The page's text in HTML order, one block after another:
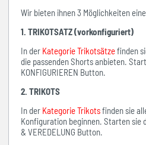
Wir bieten ihnen 3 Möglichkeiten
1. TRIKOTSATZ (vorkonfiguriert)
In der Kategorie Trikotsätzefinden
die passenden Shorts anbieten.
KONFIGURIEREN Button.
2. TRIKOTS
In der Kategorie Trikotsfinden sie
Konfiguration beginnen. Starten sie
& VEREDELUNG Button.